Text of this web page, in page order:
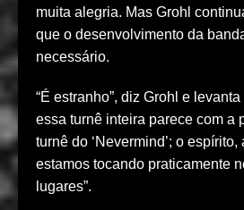
muita alegria. Mas Grohl
que o desenvolvimento da
necessário.
“É estranho”, diz Grohl e
essa turnê inteira parece com a
turnê do ‘Nevermind’; o
estamos tocando praticamente
lugares”.